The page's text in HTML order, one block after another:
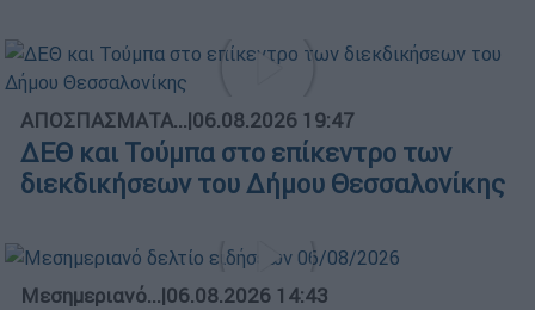
ΑΠΟΣΠΑΣΜΑΤΑ...|06.08.2026 19:47
ΔΕΘ και Τούμπα στο επίκεντρο των
διεκδικήσεων του Δήμου Θεσσαλονίκης
Μεσημεριανό...|06.08.2026 14:43